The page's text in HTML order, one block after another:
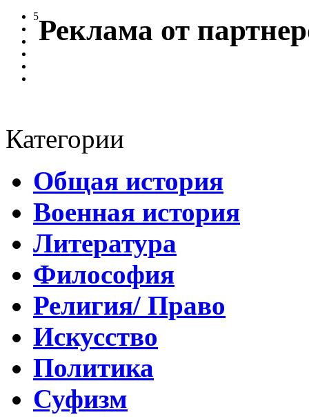
5Реклама от
Категории
Общая история
Военная история
Литература
Философия
Религия/ Право
Искусство
Политика
Суфизм